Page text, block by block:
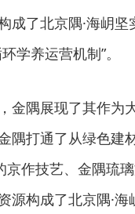
成了北京隅·海岄
学养运营机制”。
金隅展现了其作为
隅打通了从绿色建
京作技艺、金隅琉
源构成了北京隅·